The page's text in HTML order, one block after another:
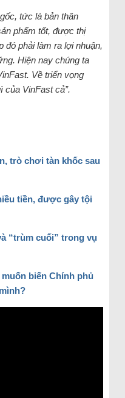
tức là bản thân
phẩm tốt, được thị
đó phải làm ra lợi nhuận,
Hiện nay chúng ta
Về triển vọng
của VinFast cả”.
trò chơi tàn khốc sau
tiền, được gây tội
“trùm cuối” trong vụ
biến Chính phủ